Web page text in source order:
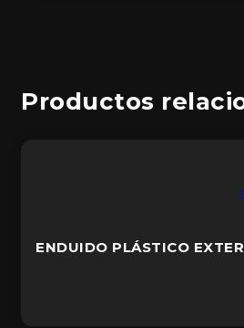
Productos
ENDUIDO PLÁSTICO